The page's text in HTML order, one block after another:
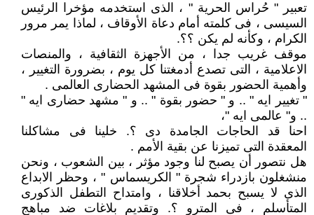
تعبير " حُراس الحرية " ، الذى استخدمه مؤخرا الرئيس
السيسى ، فى كلمته أمام دعاة الأوقاف ، لماذا يمر مرور
الكرام ، وكأنه لم يكن ؟؟.
موقف غريب جدا ، من الأجهزة الثقافية ، والمنصات
الاعلامية ، التى تصدع أدمغتنا كل يوم ، بضرورة التغيير ،
وأهمية الحضور بقوة فى المشهد الحضارى العالمى .
" تغيير ايه " .. و " حضور بقوة " .. و " مشهد حضارى ايه "
.. و" عالمى ايه "،
احنا قد الحاجات الجامدة دى ؟. خلينا فى مشاكلنا
المعقدة التى تميزنا عن بقية الأمم .
هل نتصور أن يصبح لنا وجود مؤثر ، بين الشعوب ، ونحن
منشغلون بازدراء شجرة " الكريسماس " ، وحظر الابداع
الذى لا يسبح بحمد أخلاقنا ، وامتداح التطفل الذكورى
المتأسلم ، فى المترو ؟. وتقديم بلاغات ضد مباهج